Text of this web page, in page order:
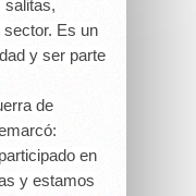
salitas,
Es un
y ser parte
de
en
y estamos